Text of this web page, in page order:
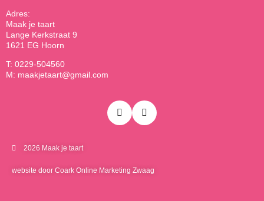
Adres:
Maak je taart
Lange Kerkstraat 9
1621 EG Hoorn
T: 0229-504560
M: maakjetaart@gmail.com
2026 Maak je taart
website door Coark Online Marketing Zwaag